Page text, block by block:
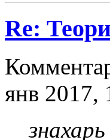
Re:
янв 2017,